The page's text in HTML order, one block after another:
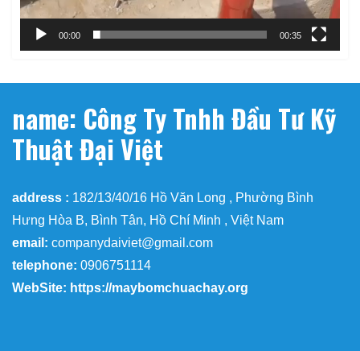
00:00 00:35
name: Công Ty Tnhh Đầu Tư Kỹ
Thuật Đại Việt
address : 182/13/40/16 Hồ Văn Long , Phường Bình
Hưng Hòa B, Bình Tân, Hồ Chí Minh , Việt Nam
email: companydaiviet@gmail.com
telephone: 0906751114
WebSite: https://maybomchuachay.org